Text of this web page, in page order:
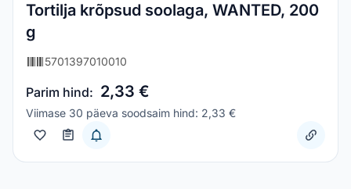
Tortilja krõpsud soolaga, WANTED, 200
g
5701397010010
Parim hind: 2,33 €
Viimase 30 päeva soodsaim hind: 2,33 €